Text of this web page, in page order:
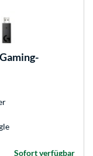
Sofort verfügbar